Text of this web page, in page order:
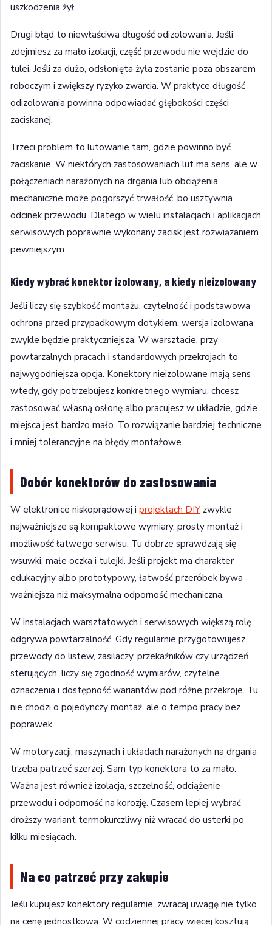
uszkodzenia żył.
Drugi błąd to niewłaściwa długość odizolowania. Jeśli
zdejmiesz za mało izolacji, część przewodu nie wejdzie do
tulei. Jeśli za dużo, odsłonięta żyła zostanie poza obszarem
roboczym i zwiększy ryzyko zwarcia. W praktyce długość
odizolowania powinna odpowiadać głębokości części
zaciskanej.
Trzeci problem to lutowanie tam, gdzie powinno być
zaciskanie. W niektórych zastosowaniach lut ma sens, ale w
połączeniach narażonych na drgania lub obciążenia
mechaniczne może pogorszyć trwałość, bo usztywnia
odcinek przewodu. Dlatego w wielu instalacjach i aplikacjach
serwisowych poprawnie wykonany zacisk jest rozwiązaniem
pewniejszym.
Kiedy wybrać konektor izolowany, a kiedy nieizolowany
Jeśli liczy się szybkość montażu, czytelność i podstawowa
ochrona przed przypadkowym dotykiem, wersja izolowana
zwykle będzie praktyczniejsza. W warsztacie, przy
powtarzalnych pracach i standardowych przekrojach to
najwygodniejsza opcja. Konektory nieizolowane mają sens
wtedy, gdy potrzebujesz konkretnego wymiaru, chcesz
zastosować własną osłonę albo pracujesz w układzie, gdzie
miejsca jest bardzo mało. To rozwiązanie bardziej techniczne
i mniej tolerancyjne na błędy montażowe.
Dobór konektorów do zastosowania
W elektronice niskoprądowej i projektach DIY zwykle
najważniejsze są kompaktowe wymiary, prosty montaż i
możliwość łatwego serwisu. Tu dobrze sprawdzają się
wsuwki, małe oczka i tulejki. Jeśli projekt ma charakter
edukacyjny albo prototypowy, łatwość przeróbek bywa
ważniejsza niż maksymalna odporność mechaniczna.
W instalacjach warsztatowych i serwisowych większą rolę
odgrywa powtarzalność. Gdy regularnie przygotowujesz
przewody do listew, zasilaczy, przekaźników czy urządzeń
sterujących, liczy się zgodność wymiarów, czytelne
oznaczenia i dostępność wariantów pod różne przekroje. Tu
nie chodzi o pojedynczy montaż, ale o tempo pracy bez
poprawek.
W motoryzacji, maszynach i układach narażonych na drgania
trzeba patrzeć szerzej. Sam typ konektora to za mało.
Ważna jest również izolacja, szczelność, odciążenie
przewodu i odporność na korozję. Czasem lepiej wybrać
droższy wariant termokurczliwy niż wracać do usterki po
kilku miesiącach.
Na co patrzeć przy zakupie
Jeśli kupujesz konektory regularnie, zwracaj uwagę nie tylko
na cenę jednostkową. W codziennej pracy więcej kosztują